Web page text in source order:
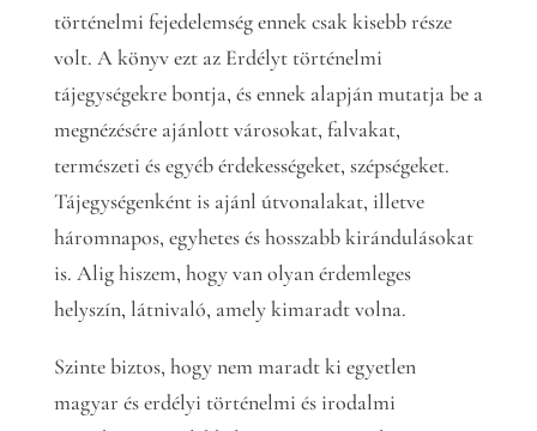
történelmi fejedelemség ennek csak kisebb része
volt. A könyv ezt az Erdélyt történelmi
tájegységekre bontja, és ennek alapján mutatja be a
megnézésére ajánlott városokat, falvakat,
természeti és egyéb érdekességeket, szépségeket.
Tájegységenként is ajánl útvonalakat, illetve
háromnapos, egyhetes és hosszabb kirándulásokat
is. Alig hiszem, hogy van olyan érdemleges
helyszín, látnivaló, amely kimaradt volna.
Szinte biztos, hogy nem maradt ki egyetlen
magyar és erdélyi történelmi és irodalmi